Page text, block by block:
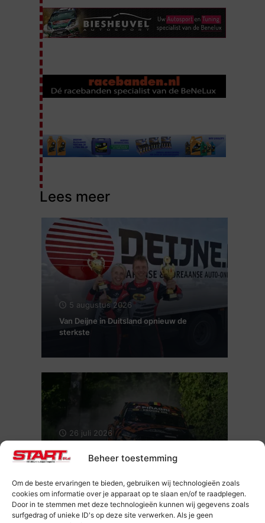
Beheer toestemming
Om de beste ervaringen te bieden, gebruiken wij technologieën zoals
cookies om informatie over je apparaat op te slaan en/of te raadplegen.
Door in te stemmen met deze technologieën kunnen wij gegevens zoals
surfgedrag of unieke ID's op deze site verwerken. Als je geen
Lees meer
5 augustus 2026
Van Deijne in Duitsland opnieuw de
sterkste
26 juli 2026
Maxime Potty en Renaud Herman voor
de tweede keer Kampioen van België